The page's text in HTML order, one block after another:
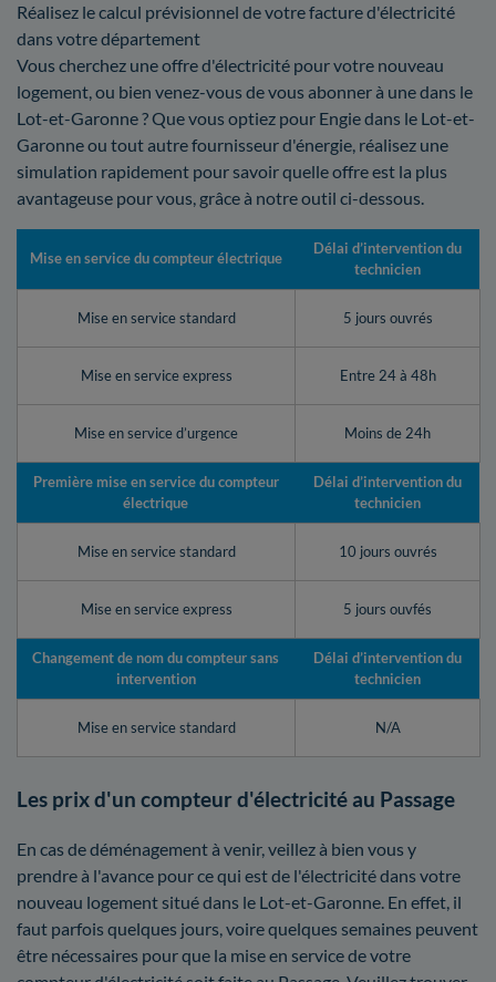
Réalisez le calcul prévisionnel de votre facture d'électricité
dans votre département
Vous cherchez une offre d'électricité pour votre nouveau
logement, ou bien venez-vous de vous abonner à une dans le
Lot-et-Garonne ? Que vous optiez pour Engie dans le Lot-et-
Garonne ou tout autre fournisseur d'énergie, réalisez une
simulation rapidement pour savoir quelle offre est la plus
avantageuse pour vous, grâce à notre outil ci-dessous.
Mise en service du compteur électrique
Délai d’intervention du
technicien
Mise en service standard 5 jours ouvrés
Mise en service express Entre 24 à 48h
Mise en service d’urgence Moins de 24h
Première mise en service du compteur
électrique
Délai d’intervention du
technicien
Mise en service standard 10 jours ouvrés
Mise en service express 5 jours ouvfés
Changement de nom du compteur sans
intervention
Délai d’intervention du
technicien
Mise en service standard N/A
Les prix d'un compteur d'électricité au Passage
En cas de déménagement à venir, veillez à bien vous y
prendre à l'avance pour ce qui est de l'électricité dans votre
nouveau logement situé dans le Lot-et-Garonne. En effet, il
faut parfois quelques jours, voire quelques semaines peuvent
être nécessaires pour que la mise en service de votre